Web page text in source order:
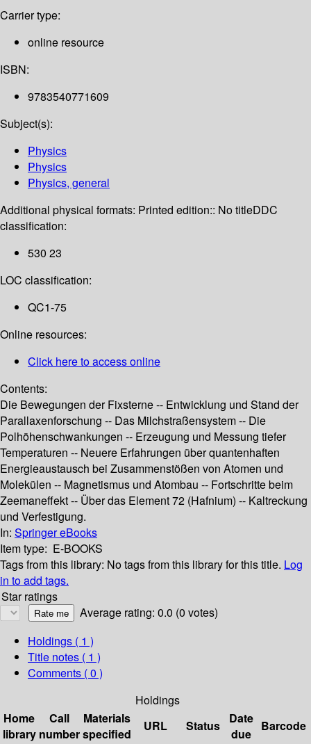
Carrier type:
online resource
ISBN:
9783540771609
Subject(s):
Physics
Physics
Physics, general
Additional physical formats: Printed edition:: No titleDDC
classification:
530 23
LOC classification:
QC1-75
Online resources:
Click here to access online
Contents:
Die Bewegungen der Fixsterne -- Entwicklung und Stand der
Parallaxenforschung -- Das Milchstraßensystem -- Die
Polhöhenschwankungen -- Erzeugung und Messung tiefer
Temperaturen -- Neuere Erfahrungen über quantenhaften
Energieaustausch bei Zusammenstößen von Atomen und
Molekülen -- Magnetismus und Atombau -- Fortschritte beim
Zeemaneffekt -- Über das Element 72 (Hafnium) -- Kaltreckung
und Verfestigung.
In: Springer eBooks
Item type: E-BOOKS
Tags from this library: No tags from this library for this title. Log
in to add tags.
Star ratings
Average rating: 0.0 (0 votes)
Holdings ( 1 )
Title notes ( 1 )
Comments ( 0 )
Holdings
Home
library
Call
number
Materials
specified
URL Status
Date
due
Barcode